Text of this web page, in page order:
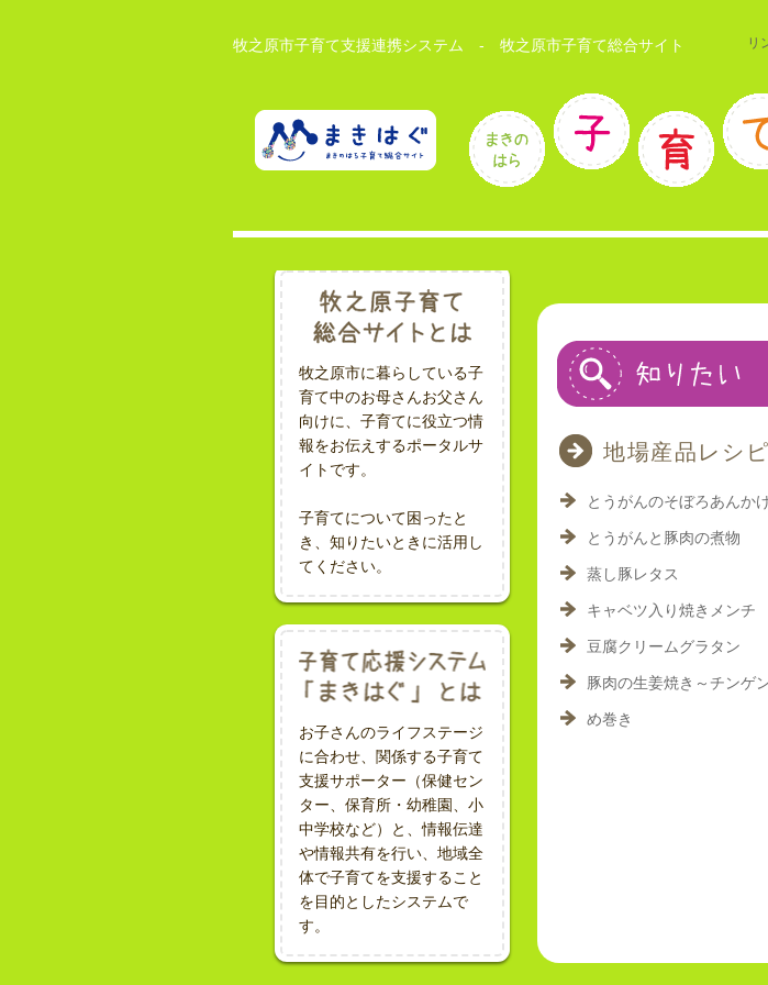
牧之原市子育て支援連携システム - 牧之原市子育て総合サイト リ
牧之原市に暮らしている子
育て中のお母さんお父さん
向けに、子育てに役立つ情
報をお伝えするポータルサ
イトです。
子育てについて困ったと
き、知りたいときに活用し
てください。
お子さんのライフステージ
に合わせ、関係する子育て
支援サポーター（保健セン
ター、保育所・幼稚園、小
中学校など）と、情報伝達
や情報共有を行い、地域全
体で子育てを支援すること
を目的としたシステムで
す。
地場産品レシピ
とうがんのそぼろあんか
とうがんと豚肉の煮物
蒸し豚レタス
キャベツ入り焼きメンチ
豆腐クリームグラタン
豚肉の生姜焼き～チンゲ
め巻き